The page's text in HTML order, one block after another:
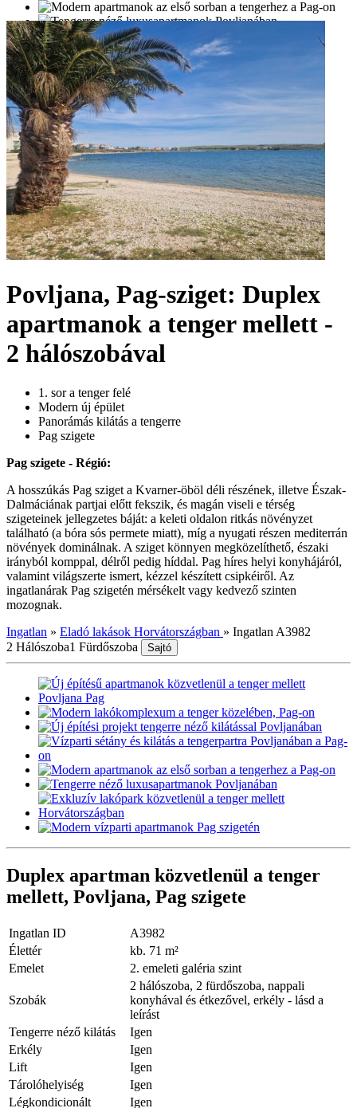
Povljana, Pag-sziget: Duplex
apartmanok a tenger mellett -
2 hálószobával
1. sor a tenger felé
Modern új épület
Panorámás kilátás a tengerre
Pag szigete
Pag szigete - Régió:
A hosszúkás Pag sziget a Kvarner-öböl déli részének, illetve Észak-
Dalmáciának partjai előtt fekszik, és magán viseli e térség
szigeteinek jellegzetes báját: a keleti oldalon ritkás növényzet
található (a bóra sós permete miatt), míg a nyugati részen mediterrán
növények dominálnak. A sziget könnyen megközelíthető, északi
irányból komppal, délről pedig híddal. Pag híres helyi konyhájáról,
valamint világszerte ismert, kézzel készített csipkéiről. Az
ingatlanárak Pag szigetén mérsékelt vagy kedvező szinten
mozognak.
Ingatlan » Eladó lakások Horvátországban » Ingatlan A3982
2 Hálószoba1 Fürdőszoba Sajtó
Duplex apartman közvetlenül a tenger
mellett, Povljana, Pag szigete
Ingatlan ID
A3982
Élettér
kb. 71 m²
Emelet
2. emeleti galéria szint
Szobák
2 hálószoba, 2 fürdőszoba, nappali
konyhával és étkezővel, erkély - lásd a
leírást
Tengerre néző kilátás
Igen
Erkély
Igen
Lift
Igen
Tárolóhelyiség
Igen
Légkondicionált
Igen